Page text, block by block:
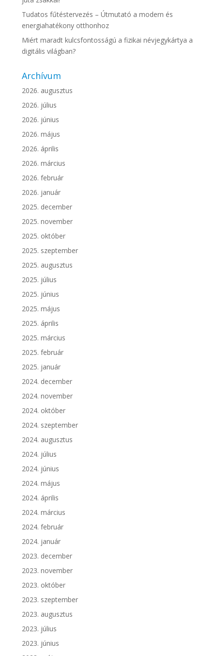
Tudatos fűtéstervezés – Útmutató a modern és
energiahatékony otthonhoz
Miért maradt kulcsfontosságú a fizikai névjegykártya a
digitális világban?
Archívum
2026. augusztus
2026. július
2026. június
2026. május
2026. április
2026. március
2026. február
2026. január
2025. december
2025. november
2025. október
2025. szeptember
2025. augusztus
2025. július
2025. június
2025. május
2025. április
2025. március
2025. február
2025. január
2024. december
2024. november
2024. október
2024. szeptember
2024. augusztus
2024. július
2024. június
2024. május
2024. április
2024. március
2024. február
2024. január
2023. december
2023. november
2023. október
2023. szeptember
2023. augusztus
2023. július
2023. június